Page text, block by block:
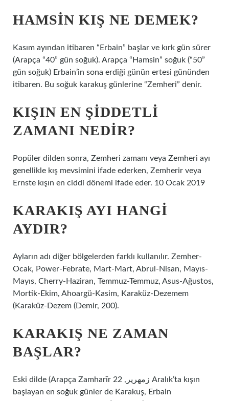
HAMSIN KIŞ NE DEMEK?
Kasım ayından itibaren “Erbain” başlar ve kırk gün sürer
(Arapça “40” gün soğuk). Arapça “Hamsin” soğuk (“50”
gün soğuk) Erbain’in sona erdiği günün ertesi gününden
itibaren. Bu soğuk karakuş günlerine “Zemheri” denir.
KIŞIN EN ŞIDDETLI
ZAMANI NEDIR?
Popüler dilden sonra, Zemheri zamanı veya Zemheri ayı
genellikle kış mevsimini ifade ederken, Zemherir veya
Ernste kışın en ciddi dönemi ifade eder. 10 Ocak 2019
KARAKIŞ AYI HANGI
AYDIR?
Ayların adı diğer bölgelerden farklı kullanılır. Zemher-
Ocak, Power-Febrate, Mart-Mart, Abrul-Nisan, Mayıs-
Mayıs, Cherry-Haziran, Temmuz-Temmuz, Asus-Ağustos,
Mortik-Ekim, Ahoargü-Kasim, Karaküz-Dezemem
(Karaküz-Dezem (Demir, 200).
KARAKIŞ NE ZAMAN
BAŞLAR?
Eski dilde (Arapça Zamharīr زمهرير, 22 Aralık’ta kışın
başlayan en soğuk günler de Karakuş, Erbain